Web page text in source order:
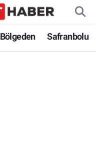
Bölgeden Safranbolu